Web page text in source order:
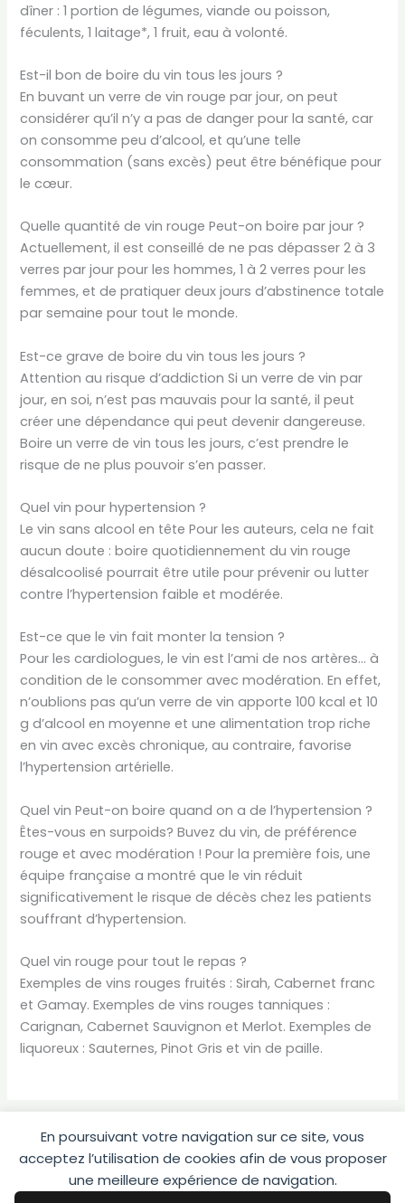
En poursuivant votre navigation sur ce site, vous
acceptez l’utilisation de cookies afin de vous proposer
une meilleure expérience de navigation.
dîner : 1 portion de légumes, viande ou poisson,
féculents, 1 laitage*, 1 fruit, eau à volonté.
Est-il bon de boire du vin tous les jours ?
En buvant un verre de vin rouge par jour, on peut
considérer qu’il n’y a pas de danger pour la santé, car
on consomme peu d’alcool, et qu’une telle
consommation (sans excès) peut être bénéfique pour
le cœur.
Quelle quantité de vin rouge Peut-on boire par jour ?
Actuellement, il est conseillé de ne pas dépasser 2 à 3
verres par jour pour les hommes, 1 à 2 verres pour les
femmes, et de pratiquer deux jours d’abstinence totale
par semaine pour tout le monde.
Est-ce grave de boire du vin tous les jours ?
Attention au risque d’addiction Si un verre de vin par
jour, en soi, n’est pas mauvais pour la santé, il peut
créer une dépendance qui peut devenir dangereuse.
Boire un verre de vin tous les jours, c’est prendre le
risque de ne plus pouvoir s’en passer.
Quel vin pour hypertension ?
Le vin sans alcool en tête Pour les auteurs, cela ne fait
aucun doute : boire quotidiennement du vin rouge
désalcoolisé pourrait être utile pour prévenir ou lutter
contre l’hypertension faible et modérée.
Est-ce que le vin fait monter la tension ?
Pour les cardiologues, le vin est l’ami de nos artères… à
condition de le consommer avec modération. En effet,
n’oublions pas qu’un verre de vin apporte 100 kcal et 10
g d’alcool en moyenne et une alimentation trop riche
en vin avec excès chronique, au contraire, favorise
l’hypertension artérielle.
Quel vin Peut-on boire quand on a de l’hypertension ?
Êtes-vous en surpoids? Buvez du vin, de préférence
rouge et avec modération ! Pour la première fois, une
équipe française a montré que le vin réduit
significativement le risque de décès chez les patients
souffrant d’hypertension.
Quel vin rouge pour tout le repas ?
Exemples de vins rouges fruités : Sirah, Cabernet franc
et Gamay. Exemples de vins rouges tanniques :
Carignan, Cabernet Sauvignon et Merlot. Exemples de
liquoreux : Sauternes, Pinot Gris et vin de paille.
Copyright © 2026 DoEat -Plan du site